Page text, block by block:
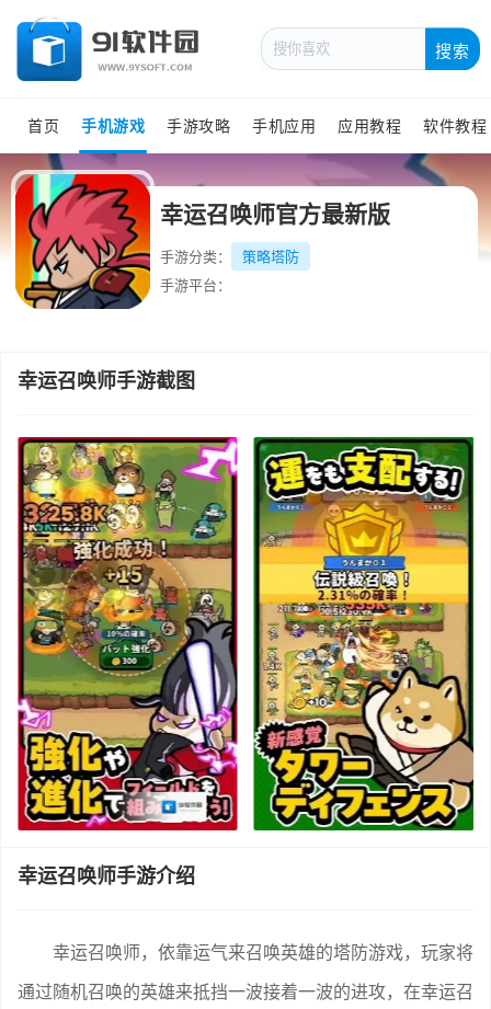
搜索
首页 手机游戏 手游攻略 手机应用 应用教程 软件教程
幸运召唤师官方最新版
手游分类：
策略塔防
手游平台：
幸运召唤师手游截图
幸运召唤师手游介绍
幸运召唤师，依靠运气来召唤英雄的塔防游戏，玩家将
通过随机召唤的英雄来抵挡一波接着一波的进攻，在幸运召